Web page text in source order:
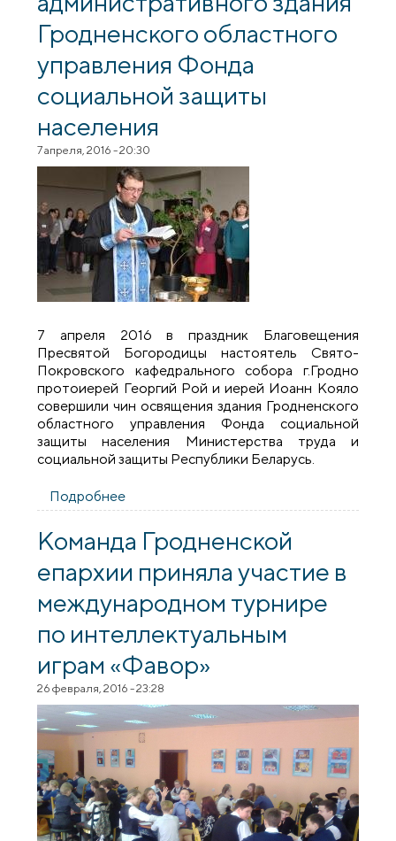
Гродненского областного
управления Фонда
социальной защиты
населения
7 апреля, 2016 - 20:30
7 апреля 2016 в праздник Благовещения
Пресвятой Богородицы настоятель Свято-
Покровского кафедрального собора г.Гродно
протоиерей Георгий Рой и иерей Иоанн Кояло
совершили чин освящения здания Гродненского
областного управления Фонда социальной
защиты населения Министерства труда и
социальной защиты Республики Беларусь.
Подробнее
Гродненского областного управления
Фонда социальной защиты населения
Команда Гродненской
епархии приняла участие в
международном турнире
по интеллектуальным
играм «Фавор»
26 февраля, 2016 - 23:28